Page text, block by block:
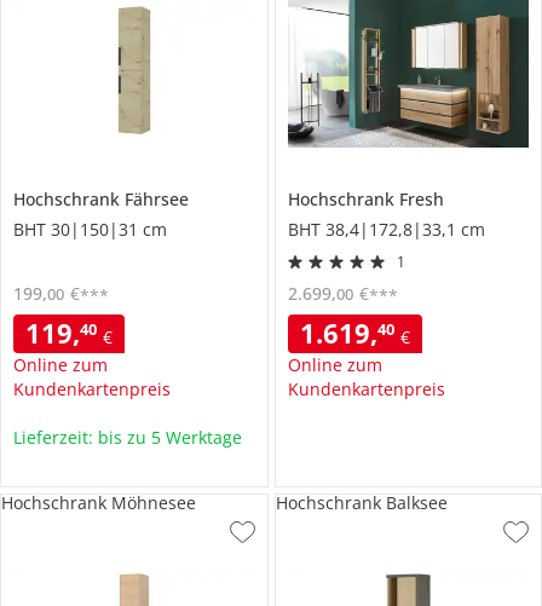
Hochschrank Fährsee
BHT 30|150|31 cm
119,40 €
Online zum
Kundenkartenpreis
199,00 €***
Lieferzeit: bis zu 5 Werktage
Hochschrank Fresh
BHT 38,4|172,8|33,1 cm
1
1.619,40 €
Online zum
Kundenkartenpreis
2.699,00 €***
Hochschrank Möhnesee Hochschrank Balksee